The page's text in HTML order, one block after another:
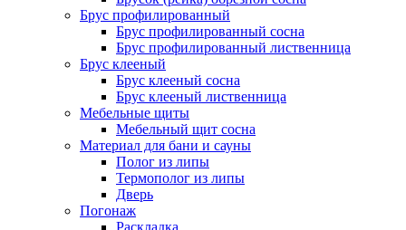
Брус профилированный
Брус профилированный сосна
Брус профилированный лиственница
Брус клееный
Брус клееный сосна
Брус клееный лиственница
Мебельные щиты
Мебельный щит сосна
Материал для бани и сауны
Полог из липы
Термополог из липы
Дверь
Погонаж
Раскладка